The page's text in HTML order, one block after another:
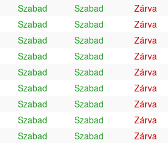
Szabad Szabad
Zárva
Szabad Szabad
Zárva
Szabad Szabad
Zárva
Szabad Szabad
Zárva
Szabad Szabad
Zárva
Szabad Szabad
Zárva
Szabad Szabad
Zárva
Szabad Szabad
Zárva
Szabad Szabad
Zárva